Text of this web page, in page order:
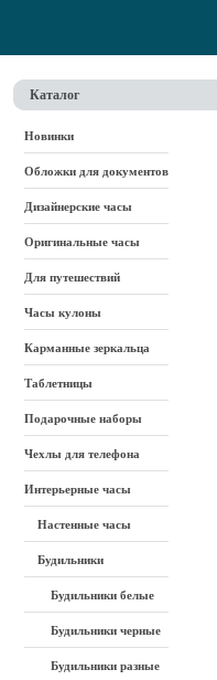
Каталог
Новинки
Обложки для документов
Дизайнерские часы
Оригинальные часы
Для путешествий
Часы кулоны
Карманные зеркальца
Таблетницы
Подарочные наборы
Чехлы для телефона
Интерьерные часы
Настенные часы
Будильники
Будильники белые
Будильники черные
Будильники разные